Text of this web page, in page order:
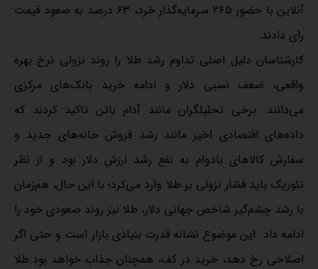
آنلاین با حضور ۲۶۵ سرمایه‌گذار خرد، ۶۳ درصد به صعود قیمت
رای دادند.
کارشناسان دلیل اصلی تداوم رشد طلا را روند نزولی نرخ بهره
واقعی، ضعف نسبی دلار و ادامه خرید بانک‌های مرکزی
می‌دانند. برخی تحلیلگران مانند آدام باتن تاکید کردند که
داده‌های اقتصادی اخیر مانند رشد فروش خانه‌های جدید و
سفارش کالاهای بادوام به نفع رشد ارزش دلار بود و از نظر
تئوریک باید فشار نزولی بر طلا وارد می‌کرد؛ با این حال، هم‌زمان
با رشد چشم‌گیر شاخص جهانی دلار، طلا نیز روند صعودی خود را
ادامه داد. این موضوع نشانه قدرت بنیادی بازار است و حتی اگر
اصلاحی رخ دهد، خرید در کف، همچنان جذاب خواهد بود.طلا